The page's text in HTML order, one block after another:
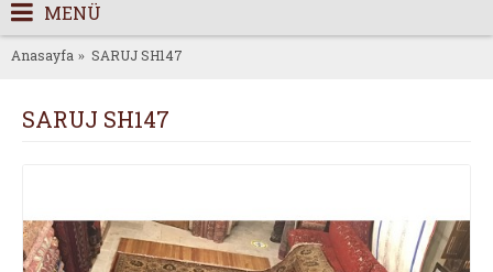
MENÜ
Anasayfa SARUJ SH147
SARUJ SH147